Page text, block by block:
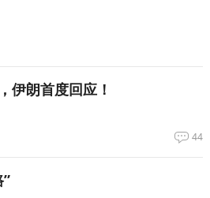
伊朗首度回应！
44